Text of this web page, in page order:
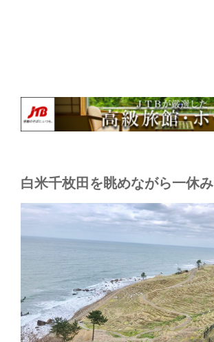
白米千枚田を眺めながら一休み